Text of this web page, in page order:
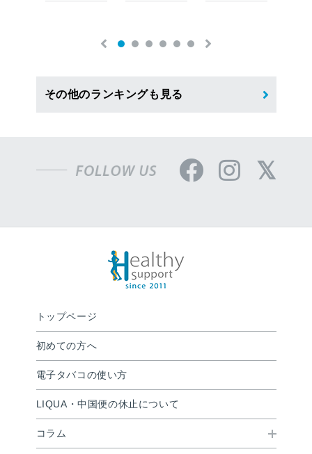
その他のランキングも見る
トップページ
初めての方へ
電子タバコの使い方
LIQUA・中国便の休止について
コラム